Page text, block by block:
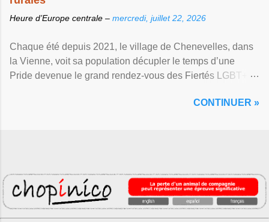
Heure d’Europe centrale – mercredi, juillet 22, 2026
Chaque été depuis 2021, le village de Chenevelles, dans
la Vienne, voit sa population décupler le temps d’une
Pride devenue le grand rendez-vous des Fiertés LGBT+
CONTINUER »